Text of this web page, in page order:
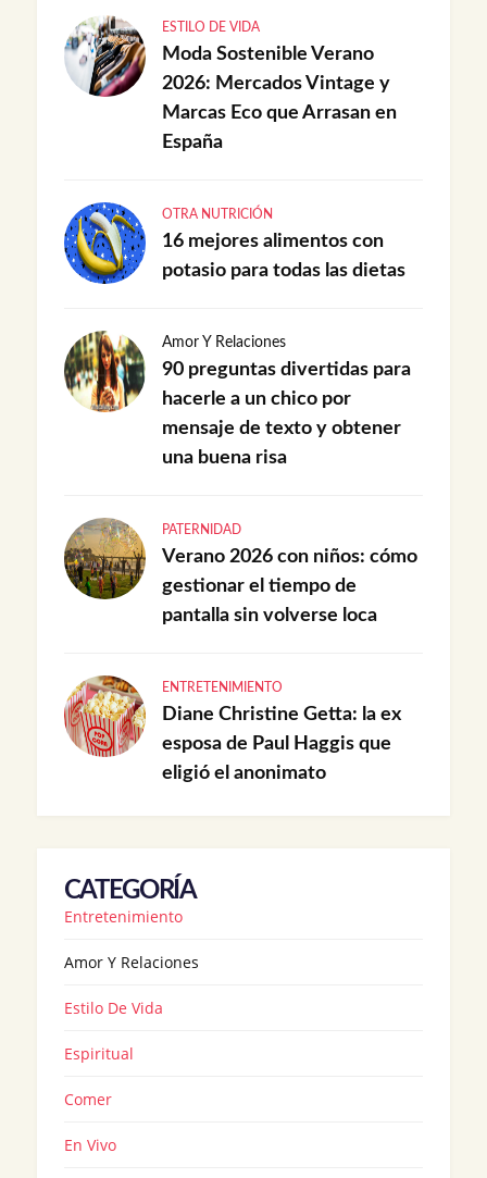
ESTILO DE VIDA
Moda Sostenible Verano
2026: Mercados Vintage y
Marcas Eco que Arrasan en
España
OTRA NUTRICIÓN
16 mejores alimentos con
potasio para todas las dietas
Amor Y Relaciones
90 preguntas divertidas para
hacerle a un chico por
mensaje de texto y obtener
una buena risa
PATERNIDAD
Verano 2026 con niños: cómo
gestionar el tiempo de
pantalla sin volverse loca
ENTRETENIMIENTO
Diane Christine Getta: la ex
esposa de Paul Haggis que
eligió el anonimato
CATEGORÍA
Entretenimiento
Amor Y Relaciones
Estilo De Vida
Espiritual
Comer
En Vivo